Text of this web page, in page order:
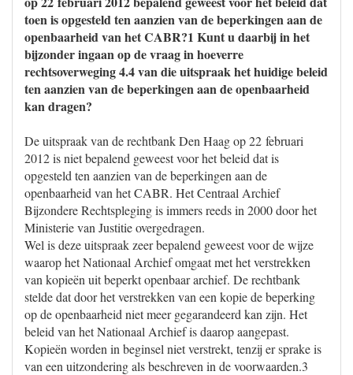
toen is opgesteld ten aanzien van de beperkingen aan de
openbaarheid van het CABR?1 Kunt u daarbij in het
bijzonder ingaan op de vraag in hoeverre
rechtsoverweging 4.4 van die uitspraak het huidige beleid
ten aanzien van de beperkingen aan de openbaarheid
kan dragen?
De uitspraak van de rechtbank Den Haag op 22 februari
2012 is niet bepalend geweest voor het beleid dat is
opgesteld ten aanzien van de beperkingen aan de
openbaarheid van het CABR. Het Centraal Archief
Bijzondere Rechtspleging is immers reeds in 2000 door het
Ministerie van Justitie overgedragen.
Wel is deze uitspraak zeer bepalend geweest voor de wijze
waarop het Nationaal Archief omgaat met het verstrekken
van kopieën uit beperkt openbaar archief. De rechtbank
stelde dat door het verstrekken van een kopie de beperking
op de openbaarheid niet meer gegarandeerd kan zijn. Het
beleid van het Nationaal Archief is daarop aangepast.
Kopieën worden in beginsel niet verstrekt, tenzij er sprake is
van een uitzondering als beschreven in de voorwaarden.3